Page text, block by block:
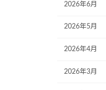
2026年6月
2026年5月
2026年4月
2026年3月